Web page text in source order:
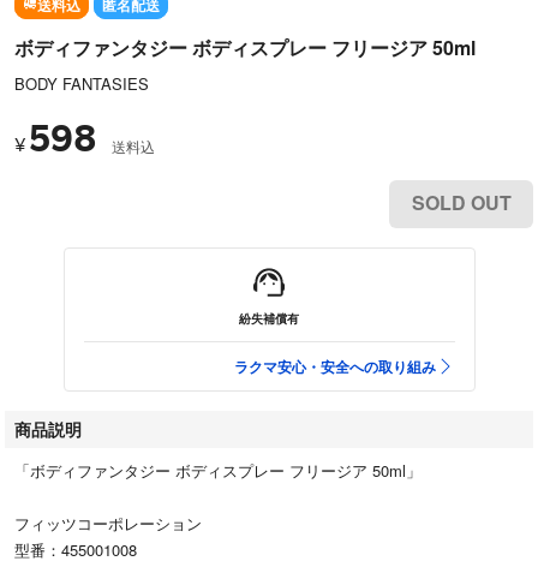
送料込 匿名配送
ボディファンタジー ボディスプレー フリージア 50ml
BODY FANTASIES
¥ 598 送料込
SOLD OUT
紛失補償有
ラクマ安心・安全への取り組み
商品説明
「ボディファンタジー ボディスプレー フリージア 50ml」
フィッツコーポレーション
型番：455001008